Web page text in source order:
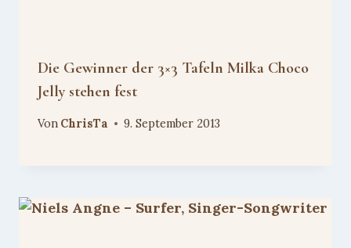
Die Gewinner der 3×3 Tafeln Milka Choco
Jelly stehen fest
Von ChrisTa 9. September 2013